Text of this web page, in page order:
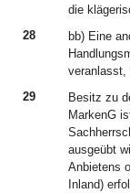
die
28
bb) Eine
veranlasst,
29
Besitz zu
MarkenG
ausgeübt
Anbietens
Inland)